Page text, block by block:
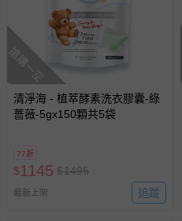
搶購一空
清淨海 - 植萃酵素洗衣膠囊-綠
薔薇-5gx150顆共5袋
77折
$1145 $1495
最新上架 追蹤